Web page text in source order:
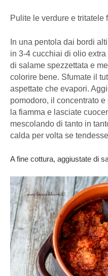
Pulite le verdure e tritatele
In una pentola dai bordi
in 3-4 cucchiai di olio
di salame spezzettata e
colorire bene. Sfumate il
aspettate che evapori.
pomodoro, il concentrato
la fiamma e lasciate
mescolando di tanto in
calda per volta se
A fine cottura, aggiustate di